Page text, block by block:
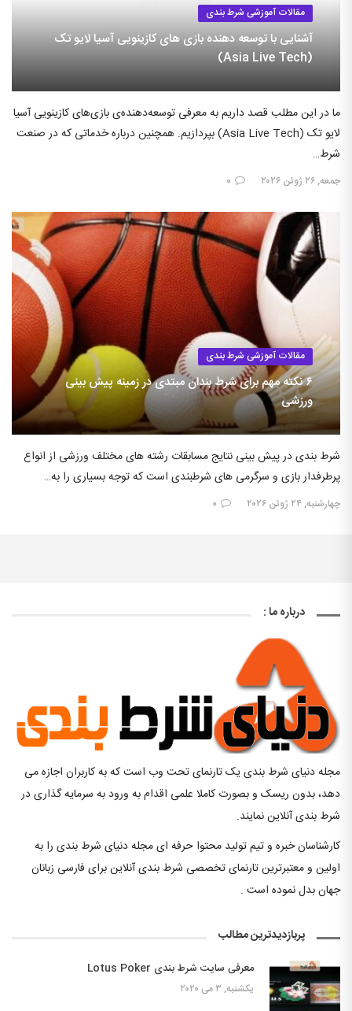
مقالات آموزشی شرط بندی
آشنایی با توسعه دهنده بازی های کازینویی آسیا لایو تک
(Asia Live Tech)
ما در این مطلب قصد داریم به معرفی توسعه‌دهنده‌ی بازی‌های کازینویی آسیا
لایو تک (Asia Live Tech) بپردازیم. همچنین درباره خدماتی که در صنعت
شرط…
جمعه, ۲۶ ژوئن ۲۰۲۶ ۰
مقالات آموزشی شرط بندی
۶ نکته مهم برای شرط بندان مبتدی در زمینه پیش بینی
ورزشی
شرط بندی در پیش بینی نتایج مسابقات رشته های مختلف ورزشی از انواع
پرطرفدار بازی و سرگرمی های شرطبندی است که توجه بسیاری را به…
چهارشنبه, ۲۴ ژوئن ۲۰۲۶ ۰
درباره ما :
مجله دنیای شرط بندی یک تارنمای تحت وب است که به کاربران اجازه می
دهد، بدون ریسک و بصورت کاملا علمی اقدام به ورود به سرمایه گذاری در
شرط بندی آنلاین نمایند.
کارشناسان خبره و تیم تولید محتوا حرفه ای مجله دنیای شرط بندی را به
اولین و معتبرترین تارنمای تخصصی شرط بندی آنلاین برای فارسی زبانان
جهان بدل نموده است .
پربازدیدترین مطالب
معرفی سایت شرط بندی Lotus Poker
یکشنبه, ۳ می ۲۰۲۰